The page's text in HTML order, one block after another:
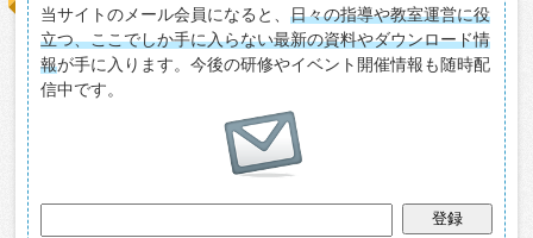
当サイトのメール会員になると、日々の指導や教室運営に役
立つ、ここでしか手に入らない最新の資料やダウンロード情
報が手に入ります。今後の研修やイベント開催情報も随時配
信中です。